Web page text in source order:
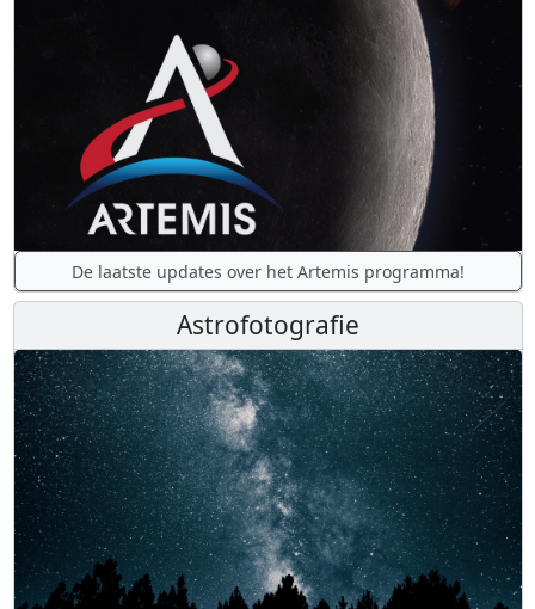
De laatste updates over het Artemis programma!
Astrofotografie